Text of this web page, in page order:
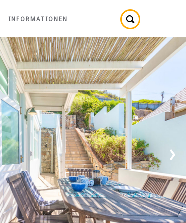
›
INFORMATIONEN